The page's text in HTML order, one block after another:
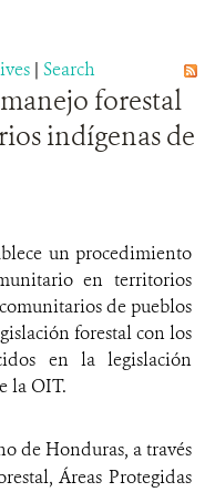
| Search
forestal
indígenas de
un procedimiento
en territorios
de pueblos
forestal con los
en la legislación
la OIT.
de Honduras, a través
Áreas Protegidas